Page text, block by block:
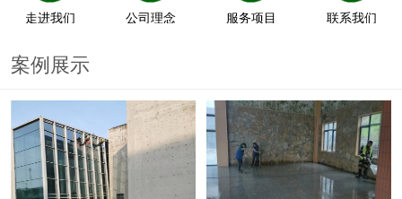
走进我们 公司理念 服务项目 联系我们
案例展示